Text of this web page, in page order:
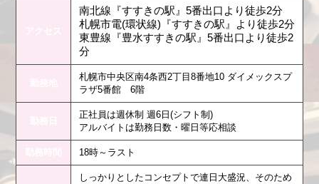
南北線『すすきの駅』5番出口より徒歩2分
札幌市電(環状線)『すすきの駅』より徒歩2分
東豊線『豊水すすきの駅』5番出口より徒歩2
分
札幌市中央区南4条西2丁目8番地10 ダイメックスプ
ラザ5番館 6階
正社員は週休制 週6日(シフト制)
アルバイトは勤務日数・曜日等応相談
18時～ラスト
しっかりとしたコンセプトで連日大盛況、そのため